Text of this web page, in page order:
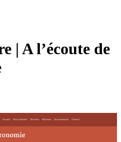
| A l’écoute de